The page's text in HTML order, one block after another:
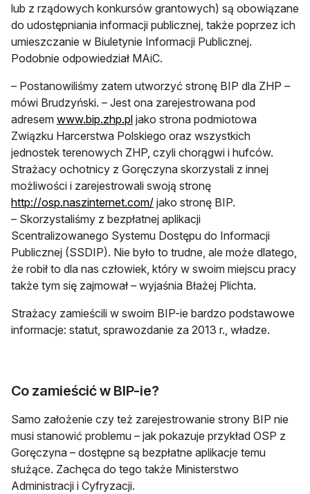
lub z rządowych konkursów grantowych) są obowiązane
do udostępniania informacji publicznej, także poprzez ich
umieszczanie w Biuletynie Informacji Publicznej.
Podobnie odpowiedział MAiC.
– Postanowiliśmy zatem utworzyć stronę BIP dla ZHP –
mówi Brudzyński. – Jest ona zarejestrowana pod
adresem www.bip.zhp.pl jako strona podmiotowa
Związku Harcerstwa Polskiego oraz wszystkich
jednostek terenowych ZHP, czyli chorągwi i hufców.
Strażacy ochotnicy z Goręczyna skorzystali z innej
możliwości i zarejestrowali swoją stronę
http://osp.naszinternet.com/ jako stronę BIP.
– Skorzystaliśmy z bezpłatnej aplikacji
Scentralizowanego Systemu Dostępu do Informacji
Publicznej (SSDIP). Nie było to trudne, ale może dlatego,
że robił to dla nas człowiek, który w swoim miejscu pracy
także tym się zajmował – wyjaśnia Błażej Plichta.
Strażacy zamieścili w swoim BIP-ie bardzo podstawowe
informacje: statut, sprawozdanie za 2013 r., władze.
Co zamieścić w BIP-ie?
Samo założenie czy też zarejestrowanie strony BIP nie
musi stanowić problemu – jak pokazuje przykład OSP z
Goręczyna – dostępne są bezpłatne aplikacje temu
służące. Zachęca do tego także Ministerstwo
Administracji i Cyfryzacji.